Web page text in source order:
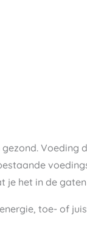
Voeding
je het in de
toe- of